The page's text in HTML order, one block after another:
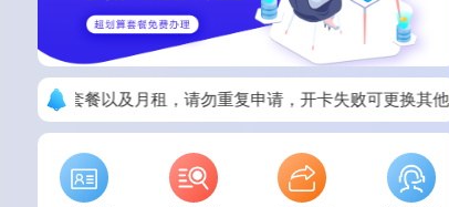
看清楚套餐以及月租，请勿重复申请，开卡失败可更换其他